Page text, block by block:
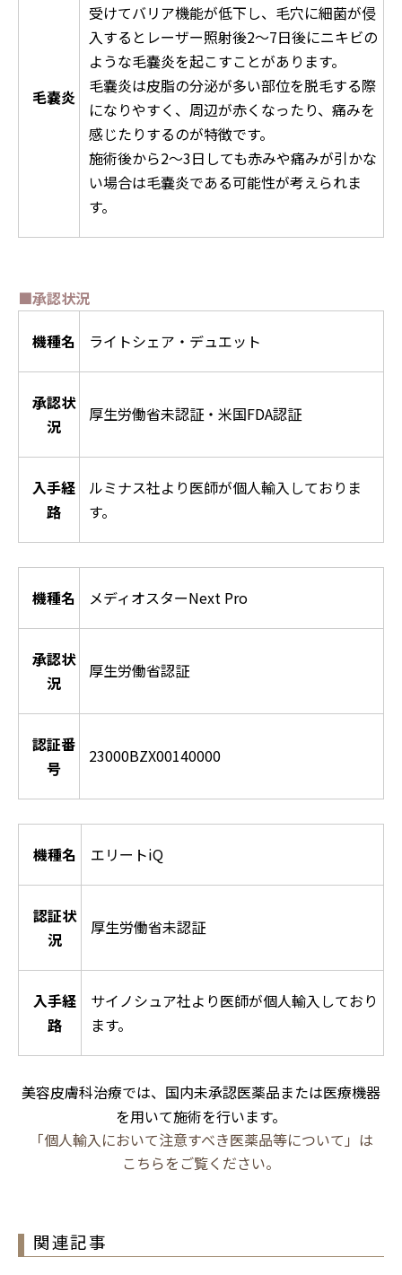
毛嚢炎
受けてバリア機能が低下し、毛穴に細菌が侵
入するとレーザー照射後2～7日後にニキビの
ような毛嚢炎を起こすことがあります。
毛嚢炎は皮脂の分泌が多い部位を脱毛する際
になりやすく、周辺が赤くなったり、痛みを
感じたりするのが特徴です。
施術後から2〜3日しても赤みや痛みが引かな
い場合は毛嚢炎である可能性が考えられま
す。
■承認状況
機種名
ライトシェア・デュエット
承認状
況
厚生労働省未認証・米国FDA認証
入手経
路
ルミナス社より医師が個人輸入しておりま
す。
機種名 メディオスターNext Pro
承認状
況
厚生労働省認証
認証番
号
23000BZX00140000
機種名 エリートiQ
認証状
況
厚生労働省未認証
入手経
路
サイノシュア社より医師が個人輸入しており
ます。
美容皮膚科治療では、国内未承認医薬品または医療機器
を用いて施術を行います。
「個人輸入において注意すべき医薬品等について」は
こちらをご覧ください。
関連記事